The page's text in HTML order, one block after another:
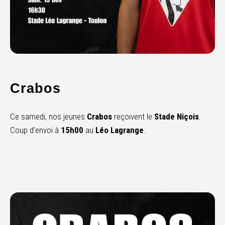
Crabos
Ce samedi, nos jeunes Crabos reçoivent le Stade Niçois
Coup d’envoi à 15h00 au Léo Lagrange